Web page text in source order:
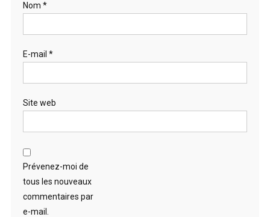
Nom *
E-mail *
Site web
Prévenez-moi de
tous les nouveaux
commentaires par
e-mail.